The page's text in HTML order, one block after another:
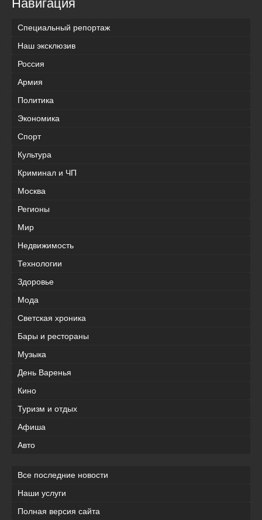
Навигация
Специальный репортаж
Наш эксклюзив
Россия
Армия
Политика
Экономика
Спорт
Культура
Криминал и ЧП
Москва
Регионы
Мир
Недвижимость
Технологии
Здоровье
Мода
Светская хроника
Бары и рестораны
Музыка
День Варенья
Кино
Туризм и отдых
Афиша
Авто
Все последние новости
Наши услуги
Полная версия сайта